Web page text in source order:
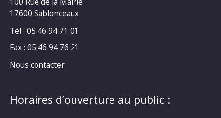
17600 Sablonceaux
Tél : 05 46 94 71 01
Fax : 05 46 94 76 21
Nous contacter
Horaires d’ouverture au public :